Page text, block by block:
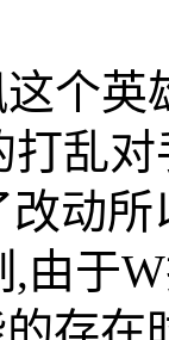
个
乱
动
由于